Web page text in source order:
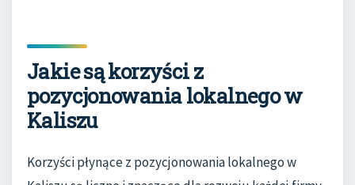
Jakie są korzyści z
pozycjonowania lokalnego w
Kaliszu
Korzyści płynące z pozycjonowania lokalnego w